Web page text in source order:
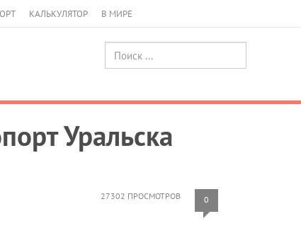
КАЛЬКУЛЯТОР В МИРЕ
Уральска
27302 ПРОСМОТРОВ 0